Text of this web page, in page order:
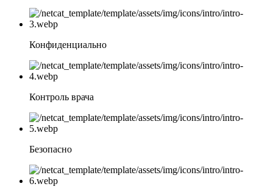
Конфиденциально
Контроль врача
Безопасно